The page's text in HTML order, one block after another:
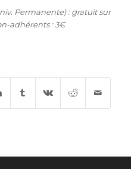
Permanente) : gratuit sur
adhérents : 3€